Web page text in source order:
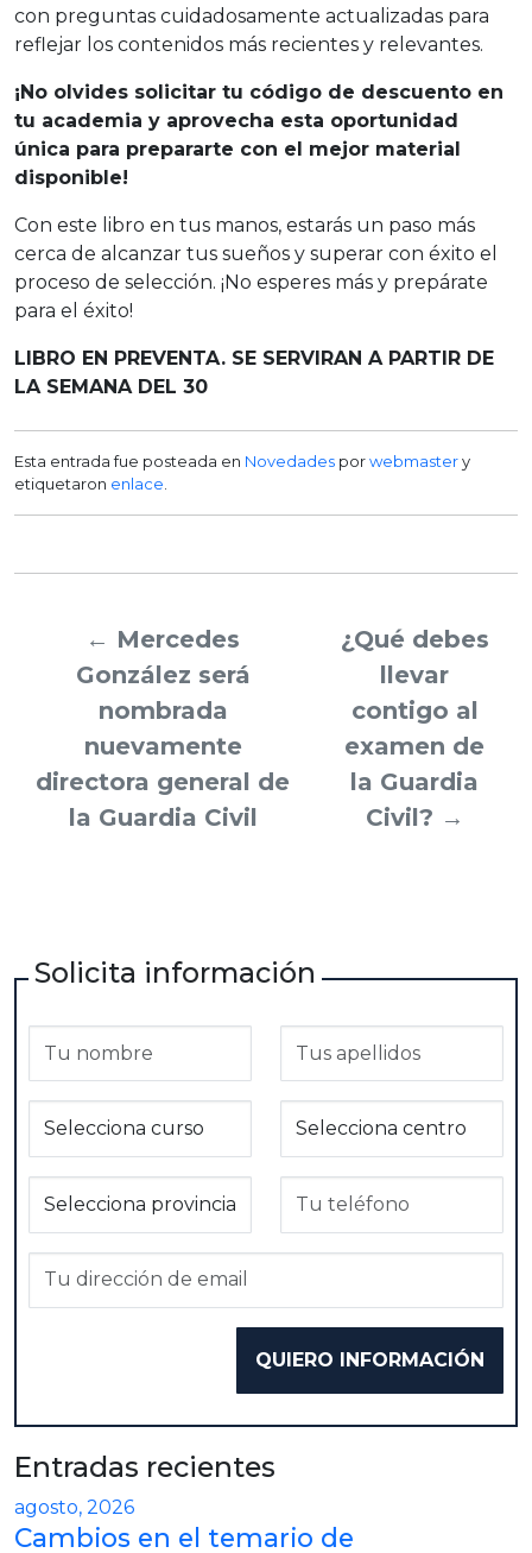
con preguntas cuidadosamente actualizadas para
reflejar los contenidos más recientes y relevantes.
¡No olvides solicitar tu código de descuento en
tu academia y aprovecha esta oportunidad
única para prepararte con el mejor material
disponible!
Con este libro en tus manos, estarás un paso más
cerca de alcanzar tus sueños y superar con éxito el
proceso de selección. ¡No esperes más y prepárate
para el éxito!
LIBRO EN PREVENTA. SE SERVIRAN A PARTIR DE
LA SEMANA DEL 30
Esta entrada fue posteada en Novedades porwebmastery
etiquetaron enlace
← Mercedes
González será
nombrada
nuevamente
directora general de
la Guardia Civil
¿Qué debes
llevar
contigo al
examen de
la Guardia
Civil? →
Solicita información
Entradas recientes
agosto, 2026
Cambios en el temario de